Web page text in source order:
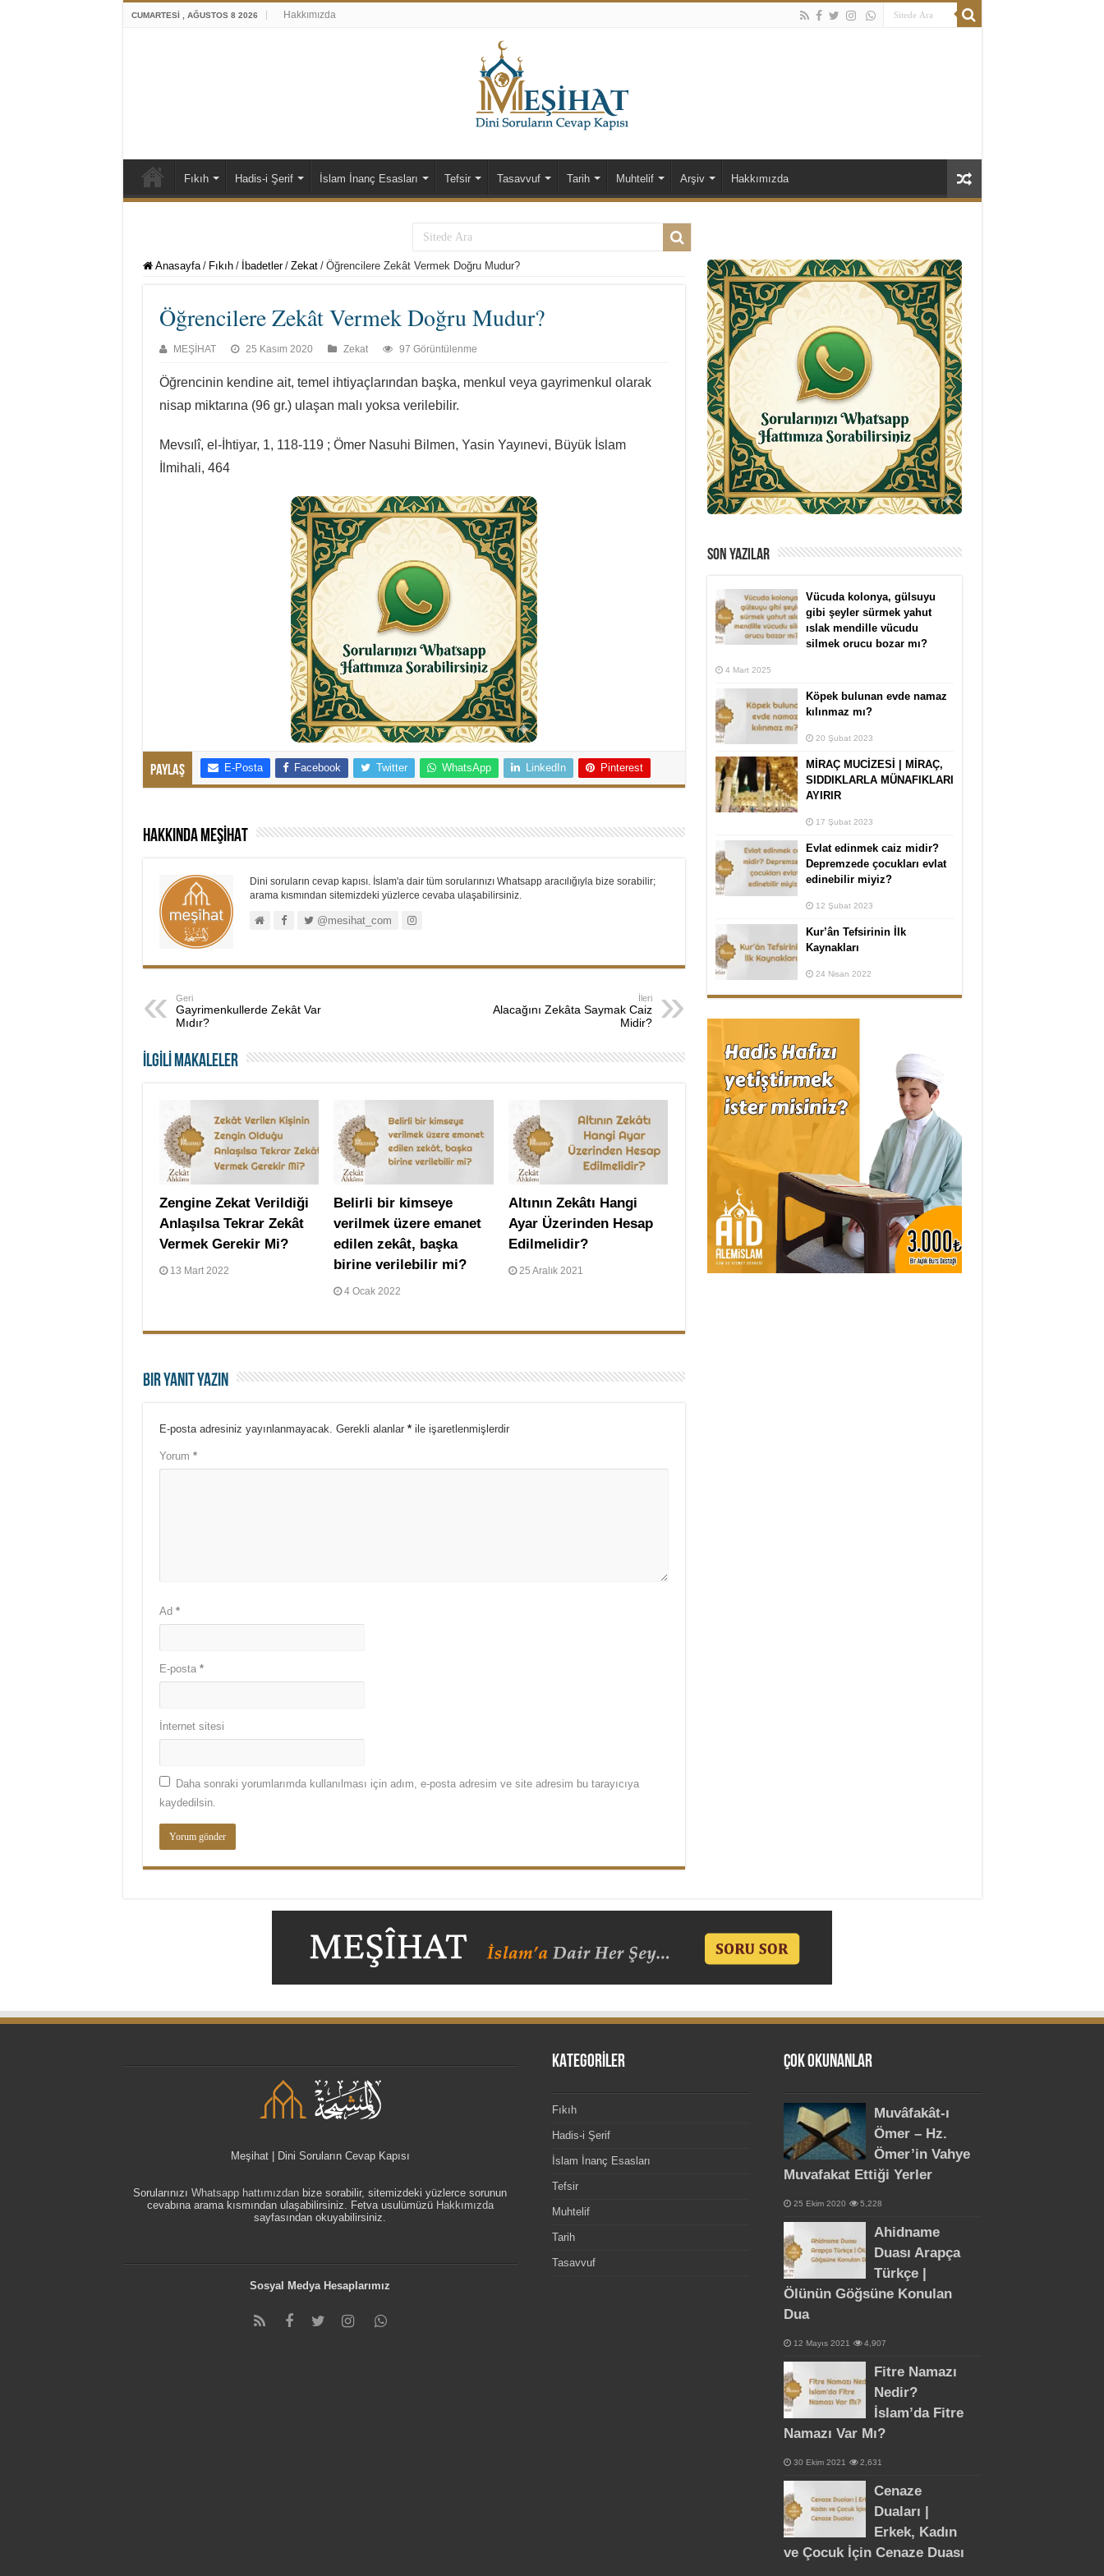
CUMARTESI , AĞUSTOS 8 2026 Hakkımızda
Fıkıh Hadis-i Şerif İslam İnanç Esasları Tefsir Tasavvuf Tarih Muhtelif Arşiv Hakkımızda
Anasayfa / Fıkıh / İbadetler / Zekat / Öğrencilere Zekât Vermek Doğru Mudur?
Öğrencilere Zekât Vermek Doğru Mudur?
MEŞİHAT 25 Kasım 2020 Zekat 97 Görüntülenme
Öğrencinin kendine ait, temel ihtiyaçlarından başka, menkul veya gayrimenkul olarak
nisap miktarına (96 gr.) ulaşan malı yoksa verilebilir.
Mevsılî, el-İhtiyar, 1, 118-119 ; Ömer Nasuhi Bilmen, Yasin Yayınevi, Büyük İslam
İlmihali, 464
Paylaş E-Posta Facebook Twitter WhatsApp LinkedIn Pinterest
Hakkında MEŞİHAT
Dini soruların cevap kapısı. İslam'a dair tüm sorularınızı Whatsapp aracılığıyla bize sorabilir;
arama kısmından sitemizdeki yüzlerce cevaba ulaşabilirsiniz.
@mesihat_com
Geri
Gayrimenkullerde Zekât Var
Mıdır?
İleri
Alacağını Zekâta Saymak Caiz
Midir?
İLGİLİ MAKALELER
Zengine Zekat Verildiği
Anlaşılsa Tekrar Zekât
Vermek Gerekir Mi?
13 Mart 2022
Belirli bir kimseye
verilmek üzere emanet
edilen zekât, başka
birine verilebilir mi?
4 Ocak 2022
Altının Zekâtı Hangi
Ayar Üzerinden Hesap
Edilmelidir?
25 Aralık 2021
Bir yanıt yazın
E-posta adresiniz yayınlanmayacak. Gerekli alanlar *ile işaretlenmişlerdir
Yorum *
Ad *
E-posta *
İnternet sitesi
Daha sonraki yorumlarımda kullanılması için adım, e-posta adresim ve site adresim bu tarayıcıya
kaydedilsin.
SON YAZILAR
Vücuda kolonya, gülsuyu
gibi şeyler sürmek yahut
ıslak mendille vücudu
silmek orucu bozar mı?
4 Mart 2025
Köpek bulunan evde namaz
kılınmaz mı?
20 Şubat 2023
MİRAÇ MUCİZESİ | MİRAÇ,
SIDDIKLARLA MÜNAFIKLARI
AYIRIR
17 Şubat 2023
Evlat edinmek caiz midir?
Depremzede çocukları evlat
edinebilir miyiz?
12 Şubat 2023
Kur’ân Tefsirinin İlk
Kaynakları
24 Nisan 2022
Meşihat | Dini Soruların Cevap Kapısı
SorularınızıWhatsapp hattımızdan bize sorabilir, sitemizdeki yüzlerce sorunun
cevabına arama kısmından ulaşabilirsiniz. Fetva usulümüzü Hakkımızda
sayfasından okuyabilirsiniz.
Sosyal Medya Hesaplarımız
KATEGORİLER
Fıkıh
Hadis-i Şerif
İslam İnanç Esasları
Tefsir
Muhtelif
Tarih
Tasavvuf
Çok Okunanlar
Muvâfakât-ı
Ömer – Hz.
Ömer’in Vahye
Muvafakat Ettiği Yerler
25 Ekim 2020 5,228
Ahidname
Duası Arapça
Türkçe |
Ölünün Göğsüne Konulan
Dua
12 Mayıs 2021 4,907
Fitre Namazı
Nedir?
İslam’da Fitre
Namazı Var Mı?
30 Ekim 2021 2,631
Cenaze
Duaları |
Erkek, Kadın
ve Çocuk İçin Cenaze Duası